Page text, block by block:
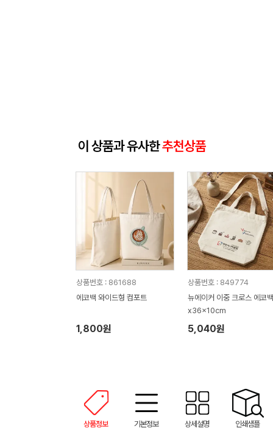
이 상품과 유사한추천상품
상품번호 : 861688
에코백 와이드형 컴포트
1,800원
상품번호 : 849774
뉴에이커 이중 크로스 에코
x36x10cm
5,040원
상품정보 기본정보 상세설명 인쇄샘플